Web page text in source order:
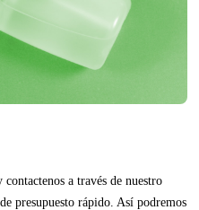
contactenos a través de nuestro
presupuesto rápido. Así podremos